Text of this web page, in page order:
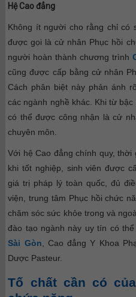
Hệ Cao đẳng
Không ít người cho rằng chỉ có
được gọi là cử nhân Phục hồi
người hoàn thành chương trình
cũng được cấp bằng cử nhân
Cách phân biệt này phản ánh
các ngành nghề khác. Khi từ
có thể được công nhận là cử
chuyên môn.
Với hệ Cao đẳng chính quy, thời
khi tốt nghiệp, sinh viên được
giá trị pháp lý toàn quốc, đủ
viện, trung tâm Phục hồi chức
chăm sóc sức khỏe trong và
đào tạo ngành này uy tín có
Sài Gòn , Cao đẳng Y Khoa
Dược Pasteur.
Tố chất cần có